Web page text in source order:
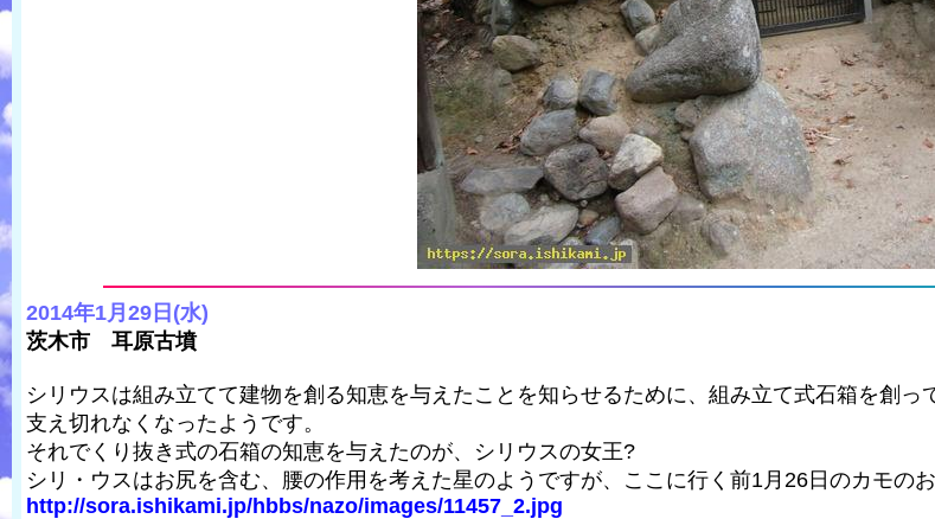
2014年1月29日(水)
茨木市 耳原古墳
シリウスは組み立てて建物を創る知恵を与えたことを知らせるために、組み立て式石箱を創
支え切れなくなったようです。
それでくり抜き式の石箱の知恵を与えたのが、シリウスの女王?
シリ・ウスはお尻を含む、腰の作用を考えた星のようですが、ここに行く前1月26日のカモのお
http://sora.ishikami.jp/hbbs/nazo/images/11457_2.jpg